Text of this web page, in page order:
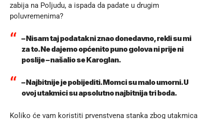
zabija na Poljudu, a ispada da padate u drugim
poluvremenima?
– Nisam taj podatak ni znao donedavno, rekli su mi
za to. Ne dajemo općenito puno golova ni prije ni
poslije – našalio se Karoglan.
– Najbitnije je pobijediti. Momci su malo umorni. U
ovoj utakmici su apsolutno najbitnija tri boda.
Koliko će vam koristiti prvenstvena stanka zbog utakmica